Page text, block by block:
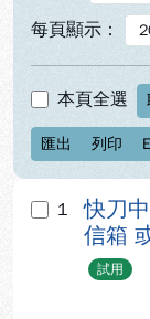
每頁顯示：
本頁全選
匯出 列印
1
快刀
信箱
試用